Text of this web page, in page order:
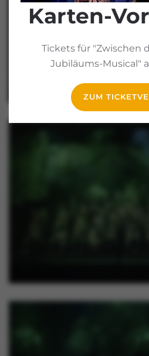
Karten-
Tickets für "Zwischen
Jubiläums-Musical"
ZUM